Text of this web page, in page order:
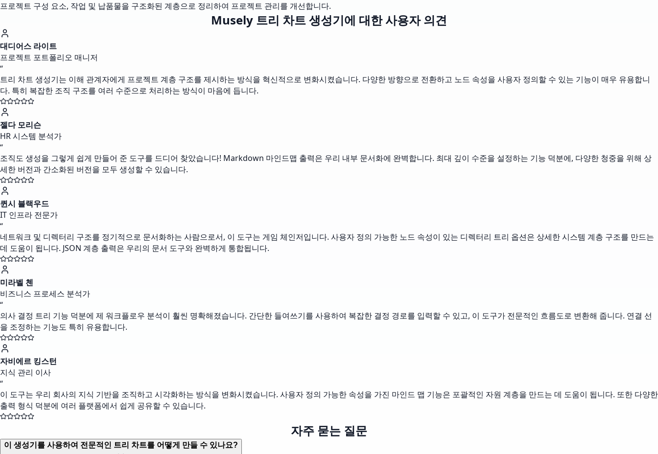
프로젝트 구성 요소, 작업 및 납품물을 구조화된 계층으로 정리하여 프로젝트 관리를 개선합니다.
Musely 트리 차트 생성기에 대한 사용자 의견
대디어스 라이트
프로젝트 포트폴리오 매니저
“
트리 차트 생성기는 이해 관계자에게 프로젝트 계층 구조를 제시하는 방식을 혁신적으로 변화시켰습니다. 다양한 방향으로 전환하고 노드 속성을 사용자 정의할 수 있는 기능이 매우 유용합니
다. 특히 복잡한 조직 구조를 여러 수준으로 처리하는 방식이 마음에 듭니다.
젤다 모리슨
HR 시스템 분석가
“
조직도 생성을 그렇게 쉽게 만들어 준 도구를 드디어 찾았습니다! Markdown 마인드맵 출력은 우리 내부 문서화에 완벽합니다. 최대 깊이 수준을 설정하는 기능 덕분에, 다양한 청중을 위해 상
세한 버전과 간소화된 버전을 모두 생성할 수 있습니다.
퀸시 블랙우드
IT 인프라 전문가
“
네트워크 및 디렉터리 구조를 정기적으로 문서화하는 사람으로서, 이 도구는 게임 체인저입니다. 사용자 정의 가능한 노드 속성이 있는 디렉터리 트리 옵션은 상세한 시스템 계층 구조를 만드는
데 도움이 됩니다. JSON 계층 출력은 우리의 문서 도구와 완벽하게 통합됩니다.
미라벨 첸
비즈니스 프로세스 분석가
“
의사 결정 트리 기능 덕분에 제 워크플로우 분석이 훨씬 명확해졌습니다. 간단한 들여쓰기를 사용하여 복잡한 결정 경로를 입력할 수 있고, 이 도구가 전문적인 흐름도로 변환해 줍니다. 연결 선
을 조정하는 기능도 특히 유용합니다.
자비에르 킹스턴
지식 관리 이사
“
이 도구는 우리 회사의 지식 기반을 조직하고 시각화하는 방식을 변화시켰습니다. 사용자 정의 가능한 속성을 가진 마인드 맵 기능은 포괄적인 자원 계층을 만드는 데 도움이 됩니다. 또한 다양한
출력 형식 덕분에 여러 플랫폼에서 쉽게 공유할 수 있습니다.
자주 묻는 질문
이 생성기를 사용하여 전문적인 트리 차트를 어떻게 만들 수 있나요?